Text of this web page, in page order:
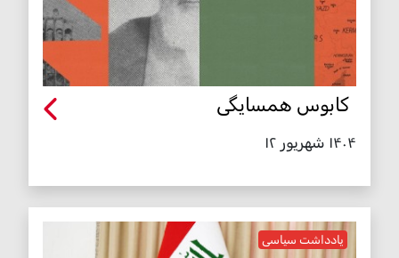
کابوس همسایگی
۱۴۰۴ شهریور ۱۲
یادداشت سیاسی